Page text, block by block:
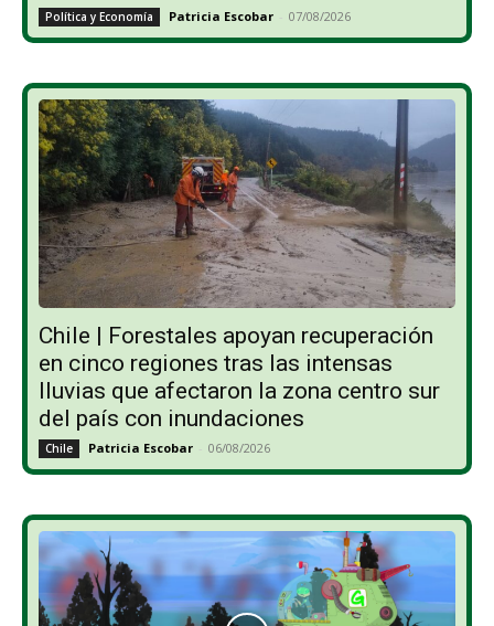
Política y Economía Patricia Escobar - 07/08/2026
Chile | Forestales apoyan recuperación
en cinco regiones tras las intensas
lluvias que afectaron la zona centro sur
del país con inundaciones
Chile Patricia Escobar - 06/08/2026